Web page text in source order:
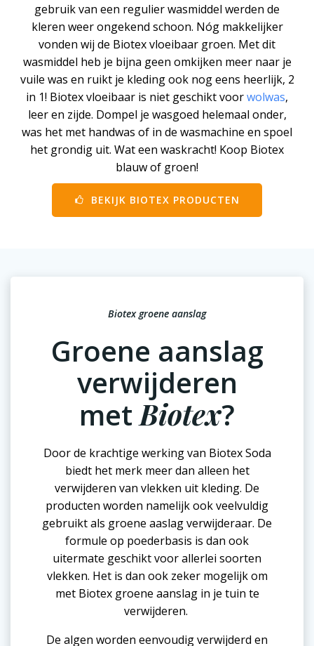
gebruik van een regulier wasmiddel werden de
kleren weer ongekend schoon. Nóg makkelijker
vonden wij de Biotex vloeibaar groen. Met dit
wasmiddel heb je bijna geen omkijken meer naar je
vuile was en ruikt je kleding ook nog eens heerlijk, 2
in 1! Biotex vloeibaar is niet geschikt voorwolwas,
leer en zijde. Dompel je wasgoed helemaal onder,
was het met handwas of in de wasmachine en spoel
het grondig uit. Wat een waskracht! Koop Biotex
blauw of groen!
BEKIJK BIOTEX PRODUCTEN
Biotex groene aanslag
Groene aanslag
verwijderen
metBiotex?
Door de krachtige werking van Biotex Soda
biedt het merk meer dan alleen het
verwijderen van vlekken uit kleding. De
producten worden namelijk ook veelvuldig
gebruikt als groene aaslag verwijderaar. De
formule op poederbasis is dan ook
uitermate geschikt voor allerlei soorten
vlekken. Het is dan ook zeker mogelijk om
met Biotex groene aanslag in je tuin te
verwijderen.
De algen worden eenvoudig verwijderd en